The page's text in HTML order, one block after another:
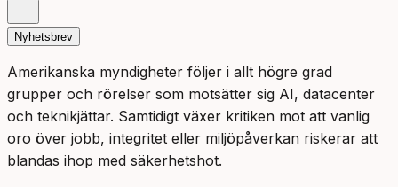
Nyhetsbrev
Amerikanska myndigheter följer i allt högre grad
grupper och rörelser som motsätter sig AI, datacenter
och teknikjättar. Samtidigt växer kritiken mot att vanlig
oro över jobb, integritet eller miljöpåverkan riskerar att
blandas ihop med säkerhetshot.